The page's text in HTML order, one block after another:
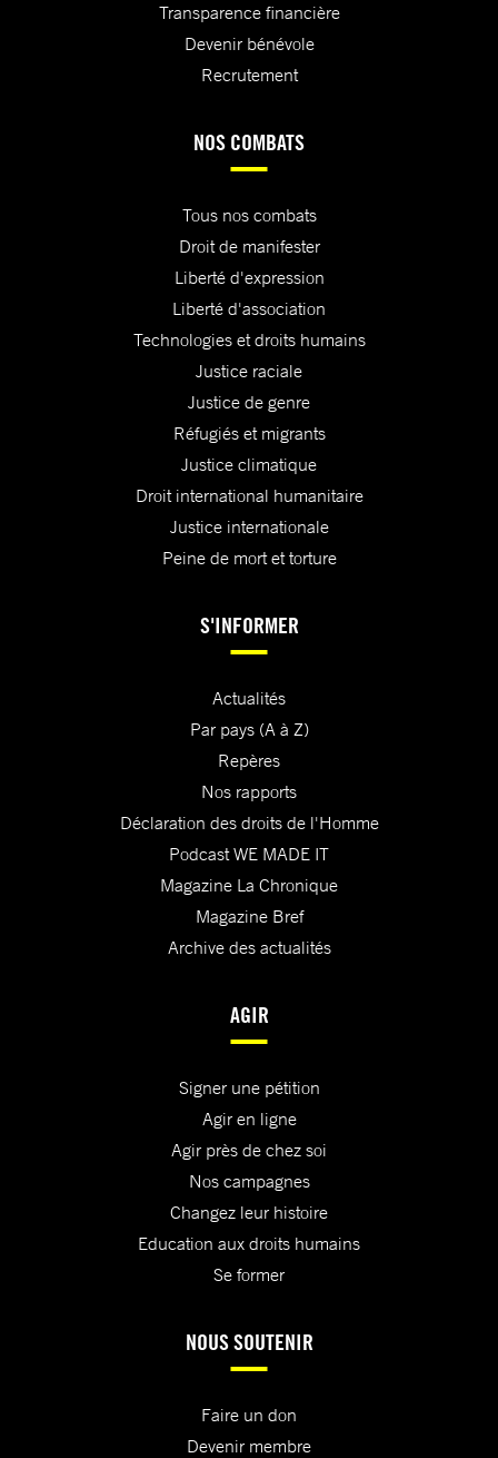
Transparence financière
Devenir bénévole
Recrutement
NOS COMBATS
Tous nos combats
Droit de manifester
Liberté d'expression
Liberté d'association
Technologies et droits humains
Justice raciale
Justice de genre
Réfugiés et migrants
Justice climatique
Droit international humanitaire
Justice internationale
Peine de mort et torture
S'INFORMER
Actualités
Par pays (A à Z)
Repères
Nos rapports
Déclaration des droits de l'Homme
Podcast WE MADE IT
Magazine La Chronique
Magazine Bref
Archive des actualités
AGIR
Signer une pétition
Agir en ligne
Agir près de chez soi
Nos campagnes
Changez leur histoire
Education aux droits humains
Se former
NOUS SOUTENIR
Faire un don
Devenir membre